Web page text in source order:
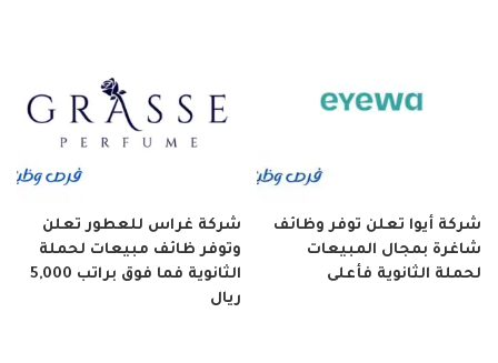
شركة أيوا تعلن توفر وظائف
شاغرة بمجال المبيعات
لحملة الثانوية فأعلى
شركة غراس للعطور تعلن
وتوفر ظائف مبيعات لحملة
الثانوية فما فوق براتب 5,000
ريال